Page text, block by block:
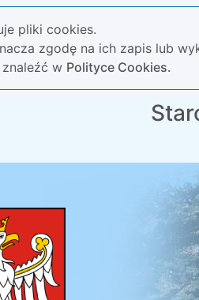
pliki cookies.
zgodę na ich zapis lub
w Polityce Cookies.